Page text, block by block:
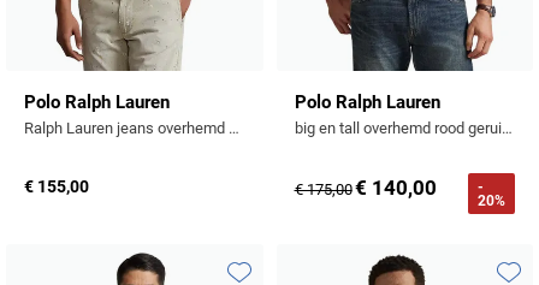
Polo Ralph Lauren
Ralph Lauren jeans overhemd Slim Fit midblue denim
€ 155,00
Polo Ralph Lauren
big en tall overhemd rood geruit wijde fit
€ 175,00€ 140,00
-
20%